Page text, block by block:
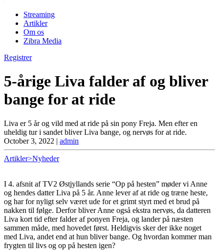
Streaming
Artikler
Om os
Zibra Media
Registrer
5-årige Liva falder af og bliver
bange for at ride
Liva er 5 år og vild med at ride på sin pony Freja. Men efter en
uheldig tur i sandet bliver Liva bange, og nervøs for at ride.
October 3, 2022 | admin
Artikler>Nyheder
I 4. afsnit af TV2 Østjyllands serie “Op på hesten” møder vi Anne
og hendes datter Liva på 5 år. Anne lever af at ride og træne heste,
og har for nyligt selv været ude for et grimt styrt med et brud på
nakken til følge. Derfor bliver Anne også ekstra nervøs, da datteren
Liva kort tid efter falder af ponyen Freja, og lander på næsten
sammen måde, med hovedet først. Heldigvis sker der ikke noget
med Liva, andet end at hun bliver bange. Og hvordan kommer man
frygten til livs og op på hesten igen?